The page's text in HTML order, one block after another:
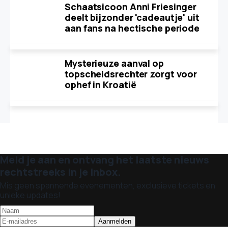
Schaatsicoon Anni Friesinger
deelt bijzonder 'cadeautje' uit
aan fans na hectische periode
Mysterieuze aanval op
topscheidsrechter zorgt voor
ophef in Kroatië
Meld je aan en ontvang het laatste nieuws
rechtstreeks in je inbox.
Mis geen spannende evenementen, exclusieve tickets en
unieke updates!